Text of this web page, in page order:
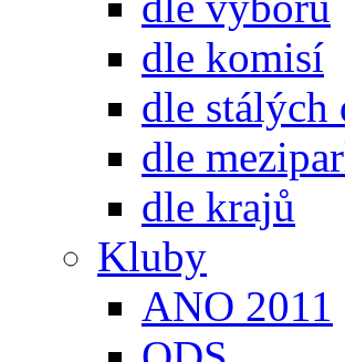
dle komisí
dle stálých
dle
dle krajů
Kluby
ANO 2011